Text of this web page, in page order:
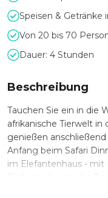
Speisen & Getränke
Von 20 bis 70
Dauer: 4 Stunden
Beschreibung
Tauchen Sie ein in die
afrikanische Tierwelt
genießen
Anfang beim Safari
im Elefantenhaus - mit